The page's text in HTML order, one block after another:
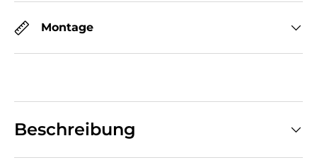
Montage
Beschreibung